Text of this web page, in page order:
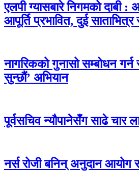
एलपी ग्यासबारे निगमको दाबी :
आपूर्ति प्रभावित, दुई
नागरिकको गुनासो सम्बोधन गर्न
सुन्छौं’ अभियान
पूर्वसचिव न्यौपानेसँग साढे चार
नर्स रोजी बनिन् अनुदान आयोग